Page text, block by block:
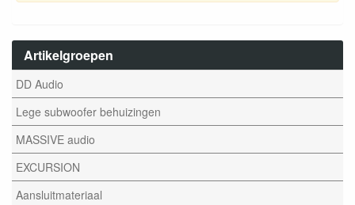
Artikelgroepen
DD Audio
Lege subwoofer behuizingen
MASSIVE audio
EXCURSION
Aansluitmateriaal